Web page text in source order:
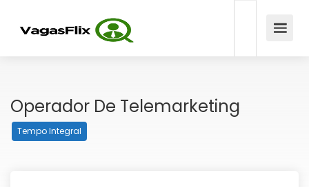
Operador De Telemarketing
Tempo Integral